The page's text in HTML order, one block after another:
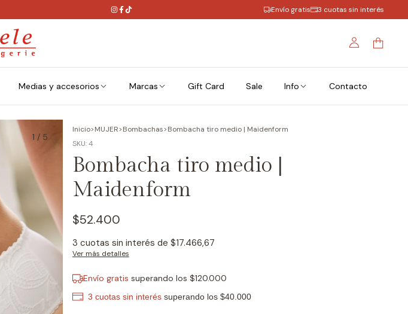
Envío gratis 3 cuotas sin interés
Medias y accesorios Marcas Gift Card Sale Info Contacto
1 / 5
Inicio>MUJER>Bombachas>Bombacha tiro medio | Maidenform
SKU:4
Bombacha tiro medio |
Maidenform
$52.400
3 cuotas sin interés de $17.466,67
Ver más detalles
Envío gratis superando los$120.000